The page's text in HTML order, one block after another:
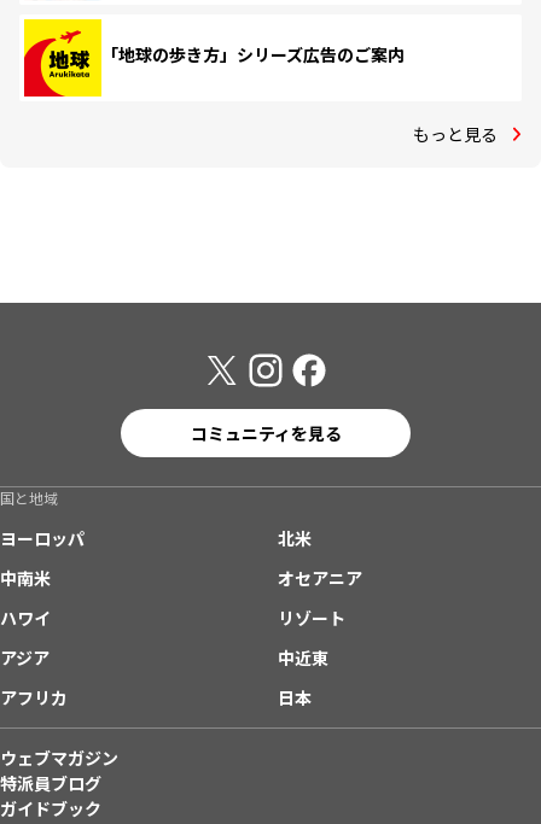
「地球の歩き方」シリーズ広告のご案内
もっと見る
コミュニティを見る
国と地域
ヨーロッパ
北米
中南米
オセアニア
ハワイ
リゾート
アジア
中近東
アフリカ
日本
ウェブマガジン
特派員ブログ
ガイドブック